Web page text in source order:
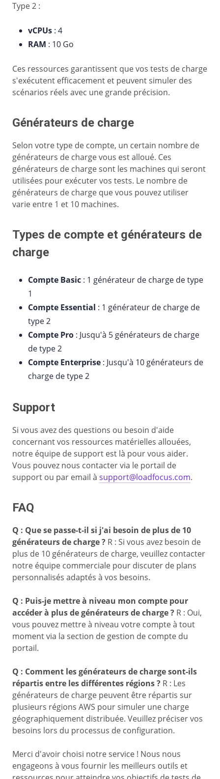
Type 2 :
vCPUs : 4
RAM : 10 Go
Ces ressources garantissent que vos tests de charge
s'exécutent efficacement et peuvent simuler des
scénarios réels avec une grande précision.
Générateurs de charge
Selon votre type de compte, un certain nombre de
générateurs de charge vous est alloué. Ces
générateurs de charge sont les machines qui seront
utilisées pour exécuter vos tests. Le nombre de
générateurs de charge que vous pouvez utiliser
varie entre 1 et 10 machines.
Types de compte et générateurs de
charge
Compte Basic : 1 générateur de charge de type
1
Compte Essential : 1 générateur de charge de
type 2
Compte Pro : Jusqu'à 5 générateurs de charge
de type 2
Compte Enterprise : Jusqu'à 10 générateurs de
charge de type 2
Support
Si vous avez des questions ou besoin d'aide
concernant vos ressources matérielles allouées,
notre équipe de support est là pour vous aider.
Vous pouvez nous contacter via le portail de
support ou par email à support@loadfocus.com.
FAQ
Q : Que se passe-t-il si j'ai besoin de plus de 10
générateurs de charge ? R : Si vous avez besoin de
plus de 10 générateurs de charge, veuillez contacter
notre équipe commerciale pour discuter de plans
personnalisés adaptés à vos besoins.
Q : Puis-je mettre à niveau mon compte pour
accéder à plus de générateurs de charge ? R : Oui,
vous pouvez mettre à niveau votre compte à tout
moment via la section de gestion de compte du
portail.
Q : Comment les générateurs de charge sont-ils
répartis entre les différentes régions ? R : Les
générateurs de charge peuvent être répartis sur
plusieurs régions AWS pour simuler une charge
géographiquement distribuée. Veuillez préciser vos
besoins lors du processus de configuration.
Merci d'avoir choisi notre service ! Nous nous
engageons à vous fournir les meilleurs outils et